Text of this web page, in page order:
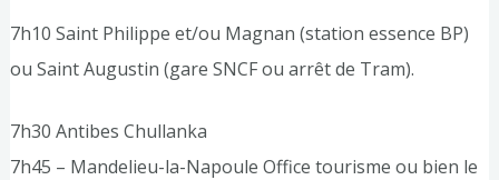
7h10 Saint Philippe et/ou Magnan (station essence BP)
ou Saint Augustin (gare SNCF ou arrêt de Tram).
7h30 Antibes Chullanka
7h45 – Mandelieu-la-Napoule Office tourisme ou bien le